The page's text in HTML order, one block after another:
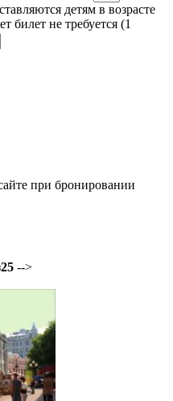
детям в возрасте
билет не требуется (1
при бронировании
25 -->